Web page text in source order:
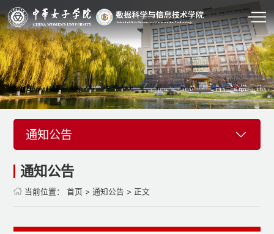
通知公告
通知公告
当前位置： 首页 > 通知公告 > 正文